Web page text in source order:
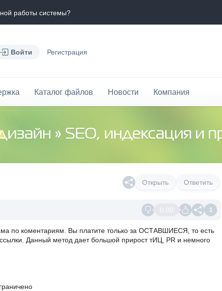
работы системы?
Войти Регистрация
Каталог файлов Новости Компания
» SEO, индексация и
Открыть Ответить
0.00 1
по коментариям. Вы платите только за ОСТАВШИЕСЯ, то есть
Данный метод дает большой прирост тИЦ, PR и немного